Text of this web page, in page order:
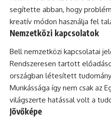
segítette abban, hogy
kreatív módon használja fel
Nemzetközi kapcsolatok
Bell nemzetközi kapcsolatai
Rendszeresen tartott
országban létesített
Munkássága így nem csak az
világszerte hatással volt a
Jövőképe